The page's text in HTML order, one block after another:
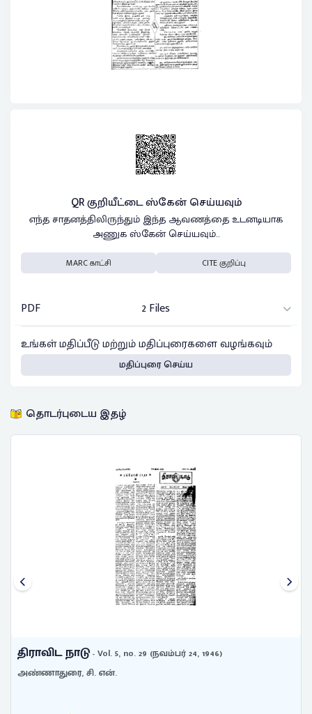
QR குறியீட்டை ஸ்கேன் செய்யவும்
எந்த சாதனத்திலிருந்தும் இந்த ஆவணத்தை உடனடியாக
அணுக ஸ்கேன் செய்யவும்..
MARC காட்சி CITE குறிப்பு
PDF
2 Files
உங்கள் மதிப்பீடு மற்றும் மதிப்புரைகளை வழங்கவும்
மதிப்புரை செய்ய
தொடர்புடைய இதழ்
திராவிட நாடு- Vol. 5, no. 29 (நவம்பர் 24, 1946)
அண்ணாதுரை, சி. என்.